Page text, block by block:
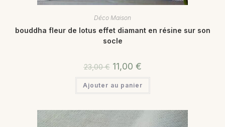
Déco Maison
bouddha fleur de lotus effet diamant en résine sur son
socle
23,00€ 11,00 €
Ajouter au panier